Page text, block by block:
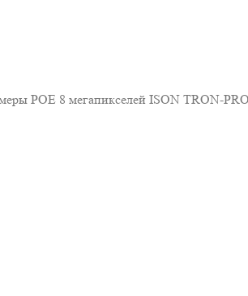
POE 8 мегапикселей ISON TRON-